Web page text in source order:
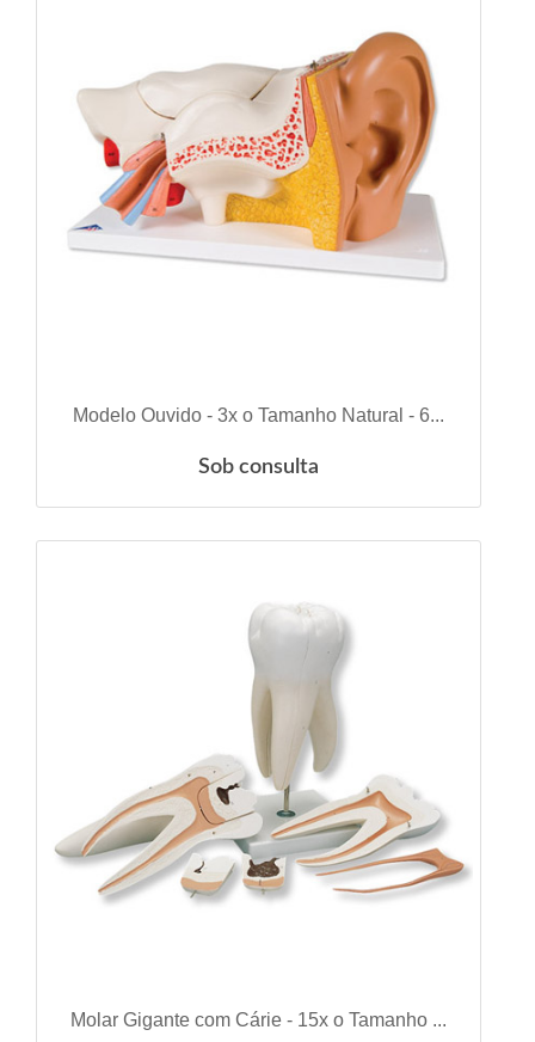
VER DETALHES
Modelo Ouvido - 3x o Tamanho Natural - 6...
Sob consulta
VER DETALHES
Molar Gigante com Cárie - 15x o Tamanho ...